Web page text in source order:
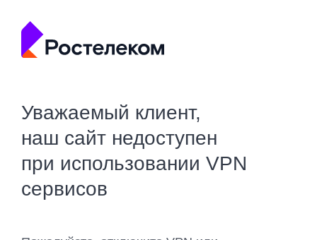
Уважаемый клиент,
наш сайт недоступен
при использовании VPN
сервисов